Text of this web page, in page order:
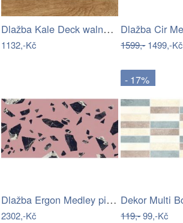
Dlažba Kale Deck walnut 45x45 cm mat…
1132,-Kč 1599,-1499,-Kč
Dlažba Ergon Medley pink 60x120 cm mat…
2302,-Kč
- 17%
119,-99,-Kč